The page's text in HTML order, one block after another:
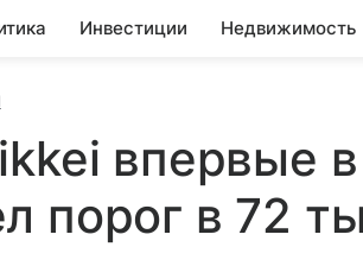
Инвестиции Недвижимость
впервые
порог в 72